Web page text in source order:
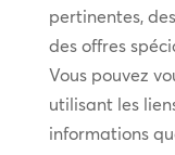
en
contact
pertinentes,
des offres
Vous pouvez
utilisant les
informations